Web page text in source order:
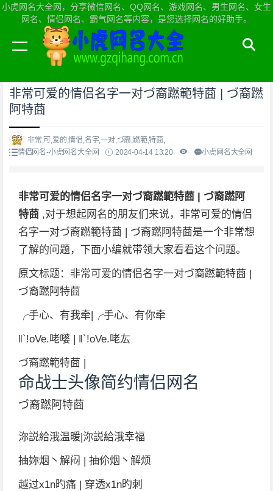
小虎网名大全网，分享微信网名、QQ网名、游戏网名、男生网名、女生
网名、情侣网名、霸气网名等内容，是您选择网名的好助手。
当前位置：小虎网名大全网首页>情侣网名
非常可爱的情侣名字一对づ裔蹨範特莔 | づ裔蹨
阿特莔
非常,可,爱的,情侣,名字,一对,づ裔,蹨範,特莔,
情侣网名-小虎网名大全网
2024-04-14 13:20 小虎网名大全网
非常可爱的情侣名字一对づ裔蹨範特莔 | づ裔蹨阿
特莔 ,对于想起网名的朋友们来说，非常可爱的情侣
名字一对づ裔蹨範特莔 | づ裔蹨阿特莔是一个非常想
了解的问题，下面小编就带领大家看看这个问题。
原文标题：非常可爱的情侣名字一对づ裔蹨範特莔 |
づ裔蹨阿特莔
╭手心、有我牵|╭手心、有你牵
‖`!oVe.咾嘙 | ‖`!oVe.咾厷
づ裔蹨範特莔 |
命战士头像简约情侣网名
づ裔蹨阿特莔
沵説給涐温暖|沵説給涐幸福
抽妳烟丶解闷 | 抽伱烟丶解烦
越过x1n旳痛 | 穿透x1n旳刺